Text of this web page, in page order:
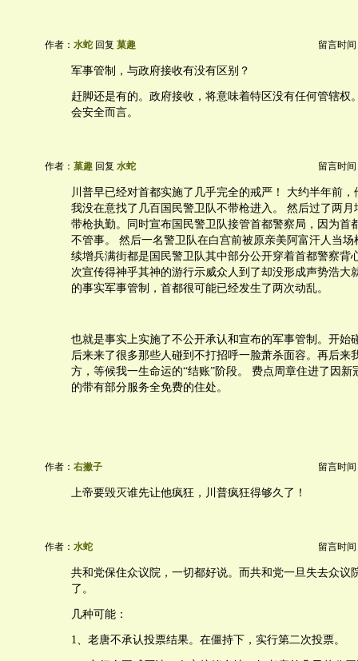
作者： 水蛇 回复 菓趣 留言时间
军事管制，与政府接收有没有区别？
赶脚还是有的。政府接收，将意味着特区没有任何管辖权
会安全而言。
作者： 菓趣 回复 水蛇 留言时间
川普早已经对首都实施了几乎完全的戒严！ 大约半年前
我没在意找了几百国民警卫队不带枪进入。 然后过了两月
带枪执勤。同时宣布国民警卫队接管首都警察局，因为首
不管事。 然后一名警卫队在白宫前被原亲美阿富汗人当场
续增兵满街都是国民警卫队其中部分公开穿着首都警察背
次宣传得神乎其神的游行示威众人到了却没形成声势浩大
的事实军事管制，首都很可能已经发生了两次动乱。
也就是事实上实施了不公开承认和宣布的军事管制。开始
后来来了很多那些人碰到不打招呼一脸萧杀面容。再后来
方，等候我一生命运的“结账”阶段。 费点周章住进了因新
的带有部分服务全免费的住处。
作者： 右撇子 留言时间
上帝要毁灭谁先让他疯狂，川普疯狂得够久了！
作者： 水蛇 留言时间
共和党保住众议院，一切都好说。而共和党一旦失去众议
了。
几种可能：
1、老唐不承认投票结果。在僵持下，实行第二次投票。